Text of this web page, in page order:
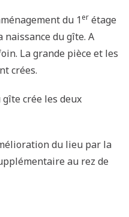
du 1er étage
du gîte. A
La grande pièce et les
crées.
gîte crée les deux
du lieu par la
au rez de